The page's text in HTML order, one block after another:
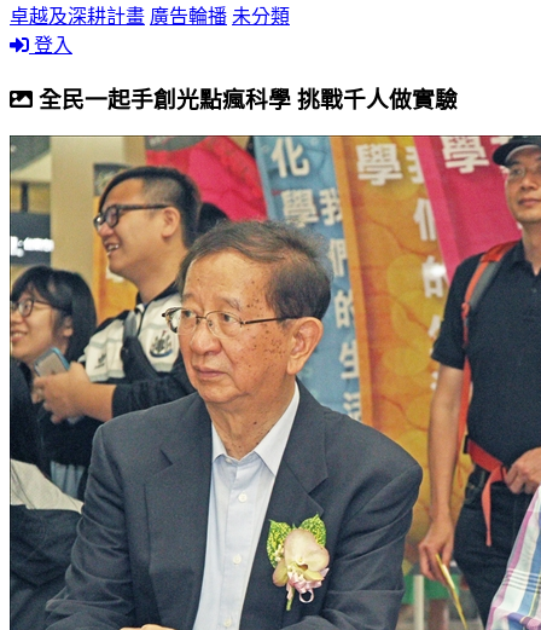
卓越及深耕計畫 廣告輪播 未分類
登入
全民一起手創光點瘋科學 挑戰千人做實驗